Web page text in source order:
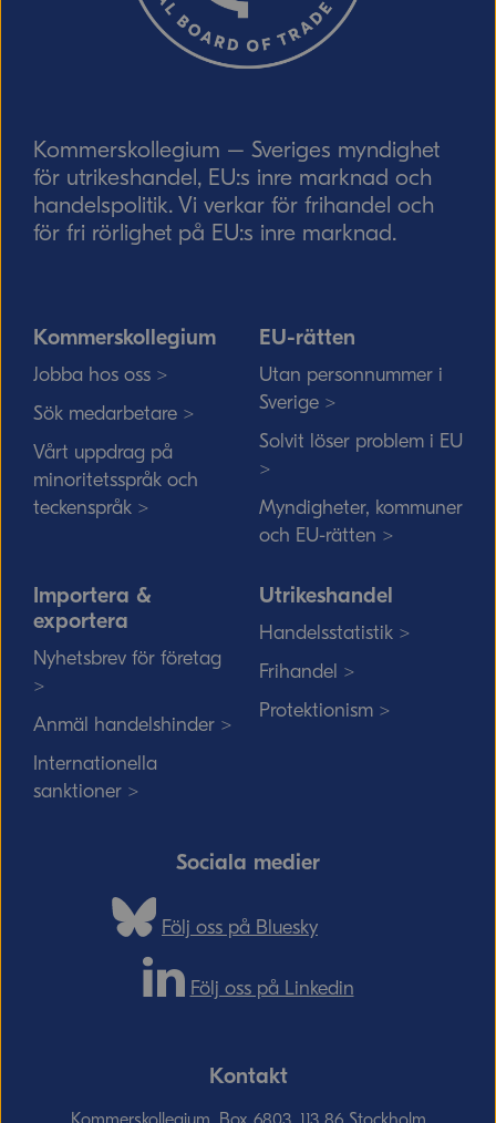
Kommerskollegium – Sveriges myndighet
för utrikeshandel, EU:s inre marknad och
handelspolitik. Vi verkar för frihandel och
för fri rörlighet på EU:s inre marknad.
Kommerskollegium
Jobba hos oss >
Sök medarbetare >
Vårt uppdrag på
minoritetsspråk och
teckenspråk >
EU-rätten
Utan personnummer i
Sverige >
Solvit löser problem i EU
>
Myndigheter, kommuner
och EU-rätten >
Importera &
exportera
Nyhetsbrev för företag
>
Anmäl handelshinder >
Internationella
sanktioner >
Utrikeshandel
Handelsstatistik >
Frihandel >
Protektionism >
Sociala medier
Följ oss på Bluesky
Följ oss på Linkedin
Kontakt